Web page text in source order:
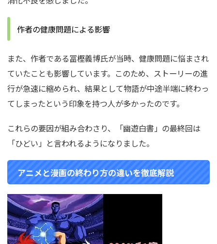
作者の健康問題による影響
また、作者である冨樫義博氏が当時、健康問題に悩まされ
ていたことも影響しています。このため、ストーリーの進
行が急速に縮められ、結果として物語が中途半端に終わっ
てしまったという印象を持つ人が多かったのです。
これらの要因が組み合わさり、「幽遊白書」の最終回は
「ひどい」と言われるようになりました。
アニメと漫画の終わり方の違いを徹底解説